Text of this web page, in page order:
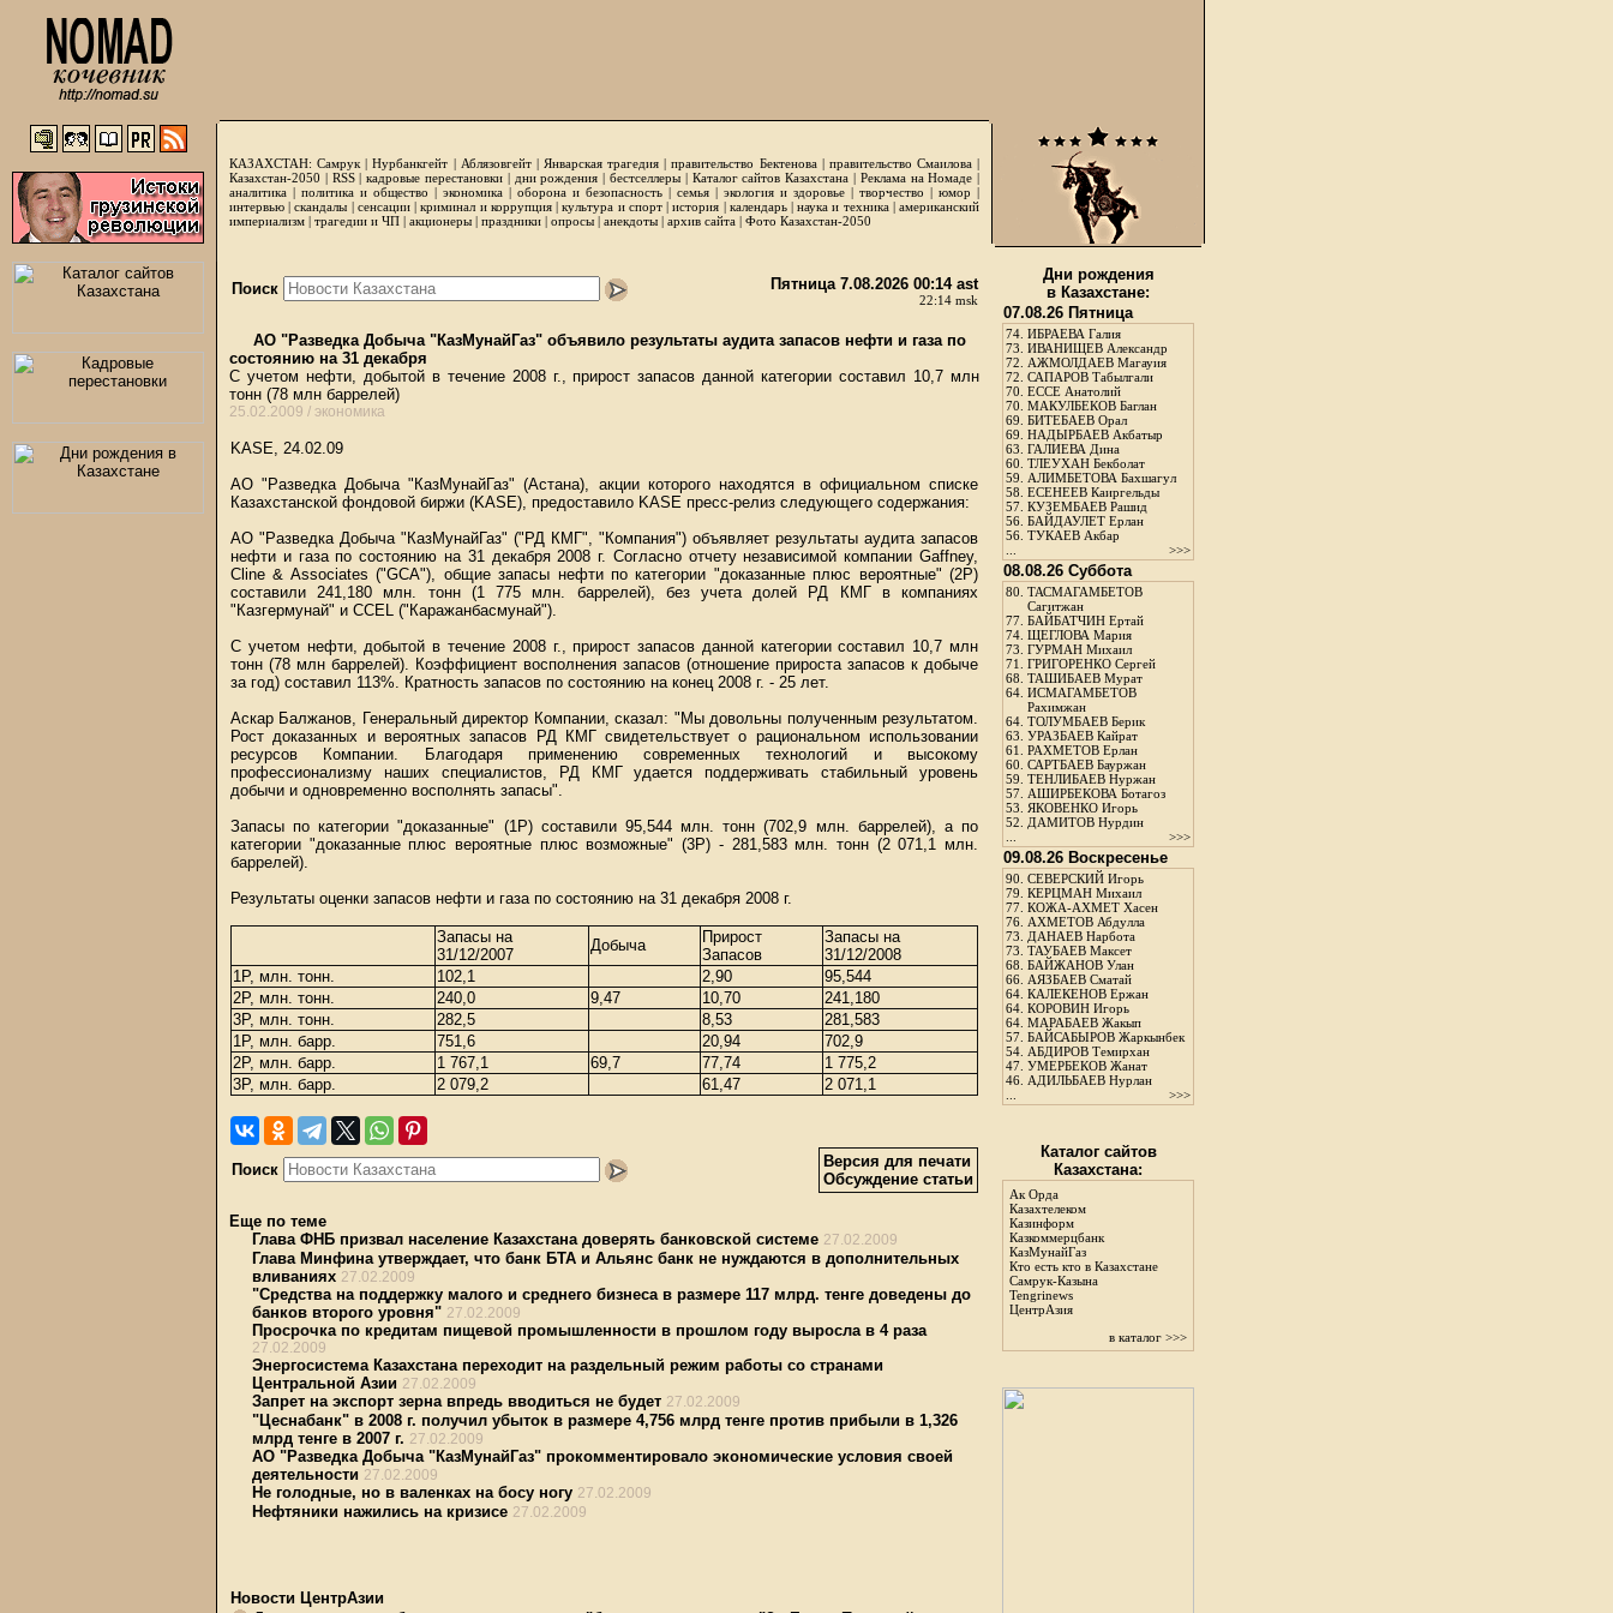
КАЗАХСТАН: Самрук |Нурбанкгейт | Аблязовгейт| Январская трагедия |правительство Бектенова| правительство Смаилова|
Казахстан-2050 | RSS|кадровые перестановки| дни рождения | бестселлеры| Каталог сайтов Казахстана | Реклама на Номаде |
аналитика | политика и общество | экономика | оборона и безопасность | семья | экология и здоровье | творчество | юмор |
интервью |скандалы | сенсации|криминал и коррупция|культура и спорт|история | календарь|наука и техника|американский
империализм | трагедии и ЧП | акционеры | праздники | опросы | анекдоты | архив сайта | Фото Казахстан-2050
Поиск Пятница 7.08.2026 00:14 ast
22:14 msk
АО "Разведка Добыча "КазМунайГаз" объявило результаты аудита запасов нефти и газа по
состоянию на 31 декабря
С учетом нефти, добытой в течение 2008 г., прирост запасов данной категории составил 10,7 млн
тонн (78 млн баррелей)
25.02.2009 / экономика
KASE, 24.02.09
АО "Разведка Добыча "КазМунайГаз" (Астана), акции которого находятся в официальном списке
Казахстанской фондовой биржи (KASE), предоставило KASE пресс-релиз следующего содержания:
АО "Разведка Добыча "КазМунайГаз" ("РД КМГ", "Компания") объявляет результаты аудита запасов
нефти и газа по состоянию на 31 декабря 2008 г. Согласно отчету независимой компании Gaffney,
Cline & Associates ("GCA"), общие запасы нефти по категории "доказанные плюс вероятные" (2P)
составили 241,180 млн. тонн (1 775 млн. баррелей), без учета долей РД КМГ в компаниях
"Казгермунай" и CCEL ("Каражанбасмунай").
С учетом нефти, добытой в течение 2008 г., прирост запасов данной категории составил 10,7 млн
тонн (78 млн баррелей). Коэффициент восполнения запасов (отношение прироста запасов к добыче
за год) составил 113%. Кратность запасов по состоянию на конец 2008 г. - 25 лет.
Аскар Балжанов, Генеральный директор Компании, сказал: "Мы довольны полученным результатом.
Рост доказанных и вероятных запасов РД КМГ свидетельствует о рациональном использовании
ресурсов Компании. Благодаря применению современных технологий и высокому
профессионализму наших специалистов, РД КМГ удается поддерживать стабильный уровень
добычи и одновременно восполнять запасы".
Запасы по категории "доказанные" (1Р) составили 95,544 млн. тонн (702,9 млн. баррелей), а по
категории "доказанные плюс вероятные плюс возможные" (3Р) - 281,583 млн. тонн (2 071,1 млн.
баррелей).
Результаты оценки запасов нефти и газа по состоянию на 31 декабря 2008 г.
Запасы на
31/12/2007
Добыча
Прирост
Запасов
Запасы на
31/12/2008
1P, млн. тонн.
102,1 2,90
95,544
2P, млн. тонн.
240,0 9,47 10,70
241,180
3P, млн. тонн.
282,5 8,53
281,583
1P, млн. барр.
751,6 20,94
702,9
2P, млн. барр.
1 767,1 69,7 77,74
1 775,2
3P, млн. барр.
2 079,2 61,47 2 071,1
Поиск
Версия для печати
Обсуждение статьи
Еще по теме
Глава ФНБ призвал население Казахстана доверять банковской системе 27.02.2009
Глава Минфина утверждает, что банк БТА и Альянс банк не нуждаются в дополнительных
вливаниях 27.02.2009
"Средства на поддержку малого и среднего бизнеса в размере 117 млрд. тенге доведены до
банков второго уровня" 27.02.2009
Просрочка по кредитам пищевой промышленности в прошлом году выросла в 4 раза
27.02.2009
Энергосистема Казахстана переходит на раздельный режим работы со странами
Центральной Азии 27.02.2009
Запрет на экспорт зерна впредь вводиться не будет 27.02.2009
"Цеснабанк" в 2008 г. получил убыток в размере 4,756 млрд тенге против прибыли в 1,326
млрд тенге в 2007 г. 27.02.2009
АО "Разведка Добыча "КазМунайГаз" прокомментировало экономические условия своей
деятельности 27.02.2009
Не голодные, но в валенках на босу ногу 27.02.2009
Нефтяники нажились на кризисе 27.02.2009
Новости ЦентрАзии
Дни рождения
в Казахстане:
07.08.26 Пятница
74. ИБРАЕВА Галия
73. ИВАНИЩЕВ Александр
72. АЖМОЛДАЕВ Магауия
72. САПАРОВ Табылгали
70. ЕССЕ Анатолий
70. МАКУЛБЕКОВ Баглан
69. БИТЕБАЕВ Орал
69. НАДЫРБАЕВ Акбатыр
63. ГАЛИЕВА Дина
60. ТЛЕУХАН Бекболат
59. АЛИМБЕТОВА Бахшагул
58. ЕСЕНЕЕВ Каиргельды
57. КУЗЕМБАЕВ Рашид
56. БАЙДАУЛЕТ Ерлан
56. ТУКАЕВ Акбар
>>>
08.08.26 Суббота
80. ТАСМАГАМБЕТОВ
Сагитжан
77. БАЙБАТЧИН Ертай
74. ЩЕГЛОВА Мария
73. ГУРМАН Михаил
71. ГРИГОРЕНКО Сергей
68. ТАШИБАЕВ Мурат
64. ИСМАГАМБЕТОВ
Рахимжан
64. ТОЛУМБАЕВ Берик
63. УРАЗБАЕВ Кайрат
61. РАХМЕТОВ Ерлан
60. САРТБАЕВ Бауржан
59. ТЕНЛИБАЕВ Нуржан
57. АШИРБЕКОВА Ботагоз
53. ЯКОВЕНКО Игорь
52. ДАМИТОВ Нурдин
>>>
09.08.26 Воскресенье
90. СЕВЕРСКИЙ Игорь
79. КЕРЦМАН Михаил
77. КОЖА-АХМЕТ Хасен
76. АХМЕТОВ Абдулла
73. ДАНАЕВ Нарбота
73. ТАУБАЕВ Максет
68. БАЙЖАНОВ Улан
66. АЯЗБАЕВ Сматай
64. КАЛЕКЕНОВ Ержан
64. КОРОВИН Игорь
64. МАРАБАЕВ Жакып
57. БАЙСАБЫРОВ Жаркынбек
54. АБДИРОВ Темирхан
47. УМЕРБЕКОВ Жанат
46. АДИЛЬБАЕВ Нурлан
>>>
Каталог сайтов
Казахстана:
Ак Орда
Казахтелеком
Казинформ
Казкоммерцбанк
КазМунайГаз
Кто есть кто в Казахстане
Самрук-Казына
Tengrinews
ЦентрАзия
в каталог >>>